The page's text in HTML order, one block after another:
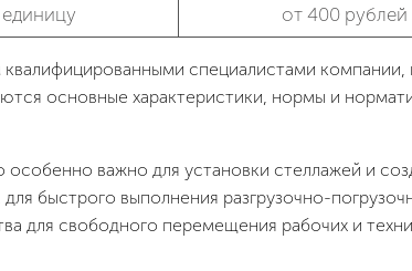
от 400 рублей
квалифицированными специалистами
основные характеристики, нормы и
важно для установки стеллажей и
быстрого выполнения разгрузочно-
для свободного перемещения рабочих и